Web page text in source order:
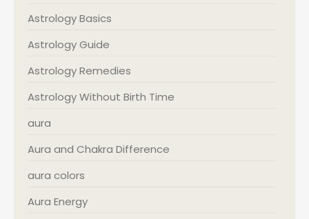
Astrology Basics
Astrology Guide
Astrology Remedies
Astrology Without Birth Time
aura
Aura and Chakra Difference
aura colors
Aura Energy